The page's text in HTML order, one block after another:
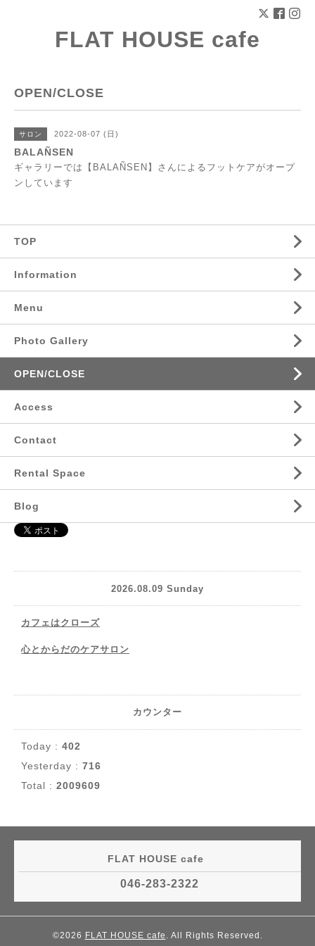
FLAT HOUSE cafe
OPEN/CLOSE
サロン 2022-08-07 (日)
BALAÑSEN
ギャラリーでは【BALAÑSEN】さんによるフットケアがオープ
ンしています
TOP
Information
Menu
Photo Gallery
OPEN/CLOSE
Access
Contact
Rental Space
Blog
2026.08.09 Sunday
カフェはクローズ
心とからだのケアサロン
カウンター
Today : 402
Yesterday : 716
Total : 2009609
FLAT HOUSE cafe
046-283-2322
©2026 FLAT HOUSE cafe . All Rights Reserved.